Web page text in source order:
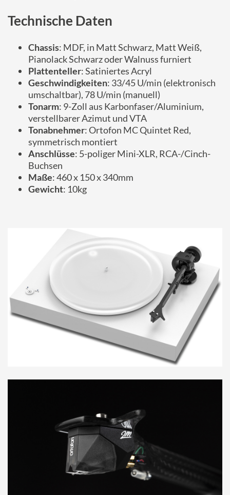
Technische Daten
Chassis: MDF, in Matt Schwarz, Matt Weiß,
Pianolack Schwarz oder Walnuss furniert
Plattenteller: Satiniertes Acryl
Geschwindigkeiten: 33/45 U/min (elektronisch
umschaltbar), 78 U/min (manuell)
Tonarm: 9-Zoll aus Karbonfaser/Aluminium,
verstellbarer Azimut und VTA
Tonabnehmer: Ortofon MC Quintet Red,
symmetrisch montiert
Anschlüsse: 5-poliger Mini-XLR, RCA-/Cinch-
Buchsen
Maße: 460 x 150 x 340mm
Gewicht: 10kg